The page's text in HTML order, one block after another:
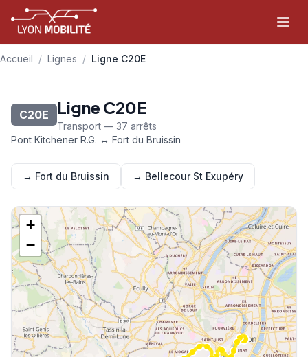
Aller au contenu principal
Accueil / Lignes / Ligne C20E
C20E Ligne C20E
Transport — 37 arrêts
Pont Kitchener R.G. ↔ Fort du Bruissin
→ Fort du Bruissin → Bellecour St Exupéry
+
−